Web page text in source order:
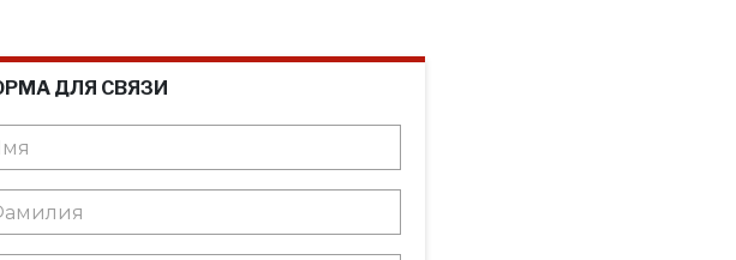
ДЛЯ СВЯЗИ